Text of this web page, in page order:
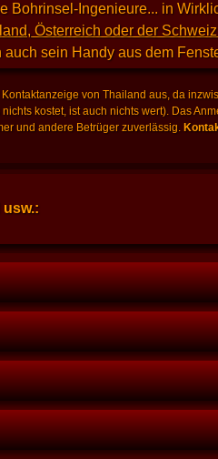
Bohrinsel-Ingenieure... in
Österreich oder der
sein Handy aus dem
von Thailand aus, da
kostet, ist auch nichts wert). Das
und andere Betrüger zuverlässig.
usw.: